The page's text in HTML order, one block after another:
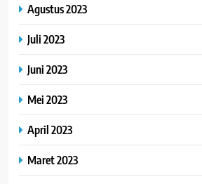
Agustus 2023
Juli 2023
Juni 2023
Mei 2023
April 2023
Maret 2023